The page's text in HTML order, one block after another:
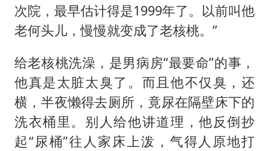
次院，最早估计得是1999年了。以前叫他
老何头儿，慢慢就变成了老核桃。”
给老核桃洗澡，是男病房“最要命”的事，
他真是太脏太臭了。而且他不仅臭，还
横，半夜懒得去厕所，竟尿在隔壁床下的
洗衣桶里。别人给他讲道理，他反倒抄
起“尿桶”往人家床上泼，气得人原地打